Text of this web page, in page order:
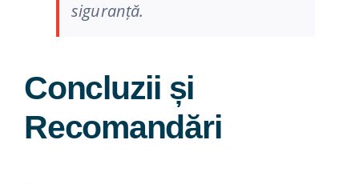
siguranță.
Concluzii și
Recomandări